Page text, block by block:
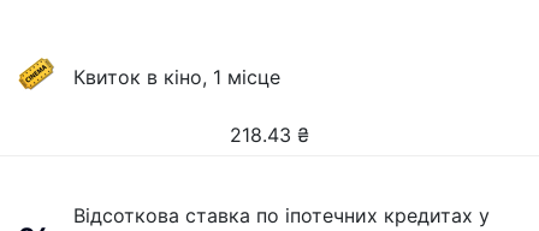
Квиток в кіно, 1 місце
218.43 ₴
Відсоткова ставка по іпотечних кредитах у